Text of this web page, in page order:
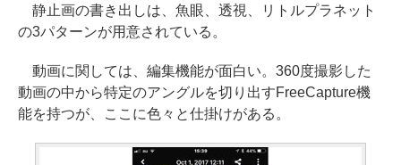
静止画の書き出しは、魚眼、透視、リトルプラネット
の3パターンが用意されている。
動画に関しては、編集機能が面白い。360度撮影した
動画の中から特定のアングルを切り出すFreeCapture機
能を持つが、ここに色々と仕掛けがある。